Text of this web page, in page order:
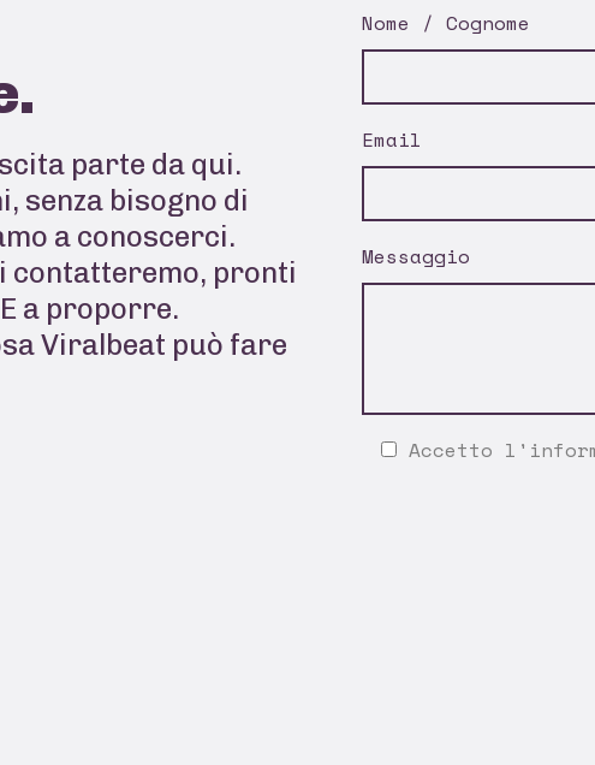
parte da qui.
senza bisogno di
a conoscerci.
contatteremo, pronti
a proporre.
Viralbeat può fare
Nome / Cognome
Email
Messaggio
Accetto l'